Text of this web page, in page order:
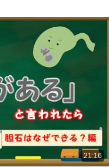
21:16